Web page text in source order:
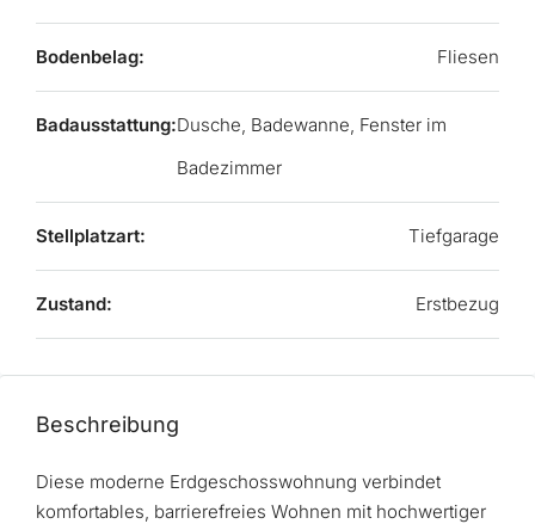
Bodenbelag: Fliesen
Badausstattung:Dusche, Badewanne, Fenster im
Badezimmer
Stellplatzart: Tiefgarage
Zustand: Erstbezug
Beschreibung
Diese moderne Erdgeschosswohnung verbindet
komfortables, barrierefreies Wohnen mit hochwertiger